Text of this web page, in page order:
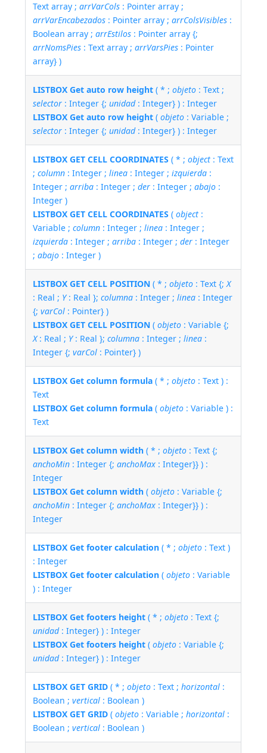
Text array ;arrVarCols : Pointer array ;
arrVarEncabezados : Pointer array ;arrColsVisibles :
Boolean array ;arrEstilos : Pointer array {;
arrNomsPies : Text array ;arrVarsPies : Pointer
array} )
LISTBOX Get auto row height ( * ;objeto : Text ;
selector : Integer {;unidad: Integer} ) : Integer
LISTBOX Get auto row height (objeto : Variable ;
selector : Integer {;unidad: Integer} ) : Integer
LISTBOX GET CELL COORDINATES ( * ;object : Text
;column : Integer ;linea : Integer ;izquierda :
Integer ;arriba : Integer ;der : Integer ;abajo :
Integer )
LISTBOX GET CELL COORDINATES (object :
Variable ;column : Integer ;linea : Integer ;
izquierda : Integer ;arriba : Integer ;der : Integer
;abajo : Integer )
LISTBOX GET CELL POSITION ( * ;objeto : Text {;X
: Real ; Y: Real };columna : Integer ;linea : Integer
{;varCol : Pointer} )
LISTBOX GET CELL POSITION (objeto : Variable {;
X: Real ; Y: Real };columna : Integer ;linea :
Integer {;varCol : Pointer} )
LISTBOX Get column formula ( * ;objeto : Text ) :
Text
LISTBOX Get column formula (objeto : Variable ) :
Text
LISTBOX Get column width ( * ;objeto : Text {;
anchoMin : Integer {;anchoMax : Integer}} ) :
Integer
LISTBOX Get column width (objeto : Variable {;
anchoMin : Integer {;anchoMax : Integer}} ) :
Integer
LISTBOX Get footer calculation ( * ;objeto : Text )
: Integer
LISTBOX Get footer calculation (objeto : Variable
) : Integer
LISTBOX Get footers height ( * ;objeto : Text {;
unidad: Integer} ) : Integer
LISTBOX Get footers height (objeto : Variable {;
unidad: Integer} ) : Integer
LISTBOX GET GRID ( * ;objeto : Text ;horizontal :
Boolean ;vertical : Boolean )
LISTBOX GET GRID (objeto : Variable ;horizontal :
Boolean ;vertical : Boolean )